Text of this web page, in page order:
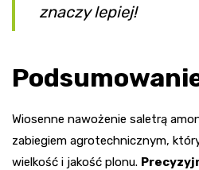
znaczy lepiej!
Wiosenne nawożenie saletrą
zabiegiem agrotechnicznym,
wielkość i jakość plonu.